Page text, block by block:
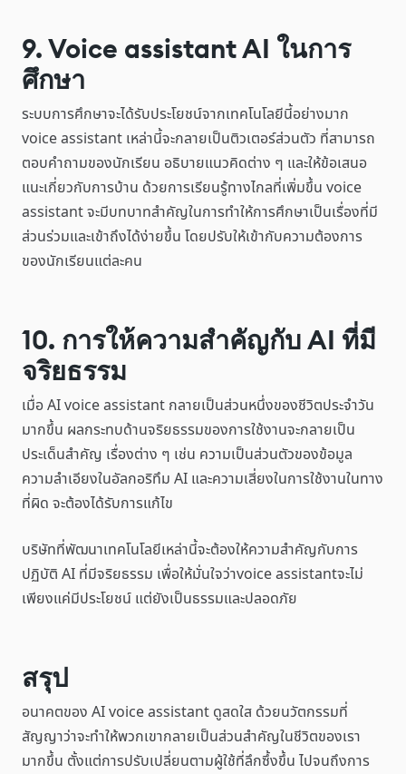
9. Voice assistant AI ในการ
ศึกษา
ระบบการศึกษาจะได้รับประโยชน์จากเทคโนโลยีนี้อย่างมาก
voice assistant เหล่านี้จะกลายเป็นติวเตอร์ส่วนตัว ที่สามารถ
ตอบคำถามของนักเรียน อธิบายแนวคิดต่าง ๆ และให้ข้อเสนอ
แนะเกี่ยวกับการบ้าน ด้วยการเรียนรู้ทางไกลที่เพิ่มขึ้น voice
assistant จะมีบทบาทสำคัญในการทำให้การศึกษาเป็นเรื่องที่มี
ส่วนร่วมและเข้าถึงได้ง่ายขึ้น โดยปรับให้เข้ากับความต้องการ
ของนักเรียนแต่ละคน
10. การให้ความสำคัญกับ AI ที่มี
จริยธรรม
เมื่อ AI voice assistant กลายเป็นส่วนหนึ่งของชีวิตประจำวัน
มากขึ้น ผลกระทบด้านจริยธรรมของการใช้งานจะกลายเป็น
ประเด็นสำคัญ เรื่องต่าง ๆ เช่น ความเป็นส่วนตัวของข้อมูล
ความลำเอียงในอัลกอริทึม AI และความเสี่ยงในการใช้งานในทาง
ที่ผิด จะต้องได้รับการแก้ไข
บริษัทที่พัฒนาเทคโนโลยีเหล่านี้จะต้องให้ความสำคัญกับการ
ปฏิบัติ AI ที่มีจริยธรรม เพื่อให้มั่นใจว่าvoice assistantจะไม่
เพียงแค่มีประโยชน์ แต่ยังเป็นธรรมและปลอดภัย
สรุป
อนาคตของ AI voice assistant ดูสดใส ด้วยนวัตกรรมที่
สัญญาว่าจะทำให้พวกเขากลายเป็นส่วนสำคัญในชีวิตของเรา
มากขึ้น ตั้งแต่การปรับเปลี่ยนตามผู้ใช้ที่ลึกซึ้งขึ้น ไปจนถึงการ